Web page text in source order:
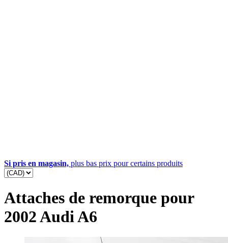
Si pris en magasin, plus bas prix pour certains produits
Attaches de remorque pour
2002 Audi A6